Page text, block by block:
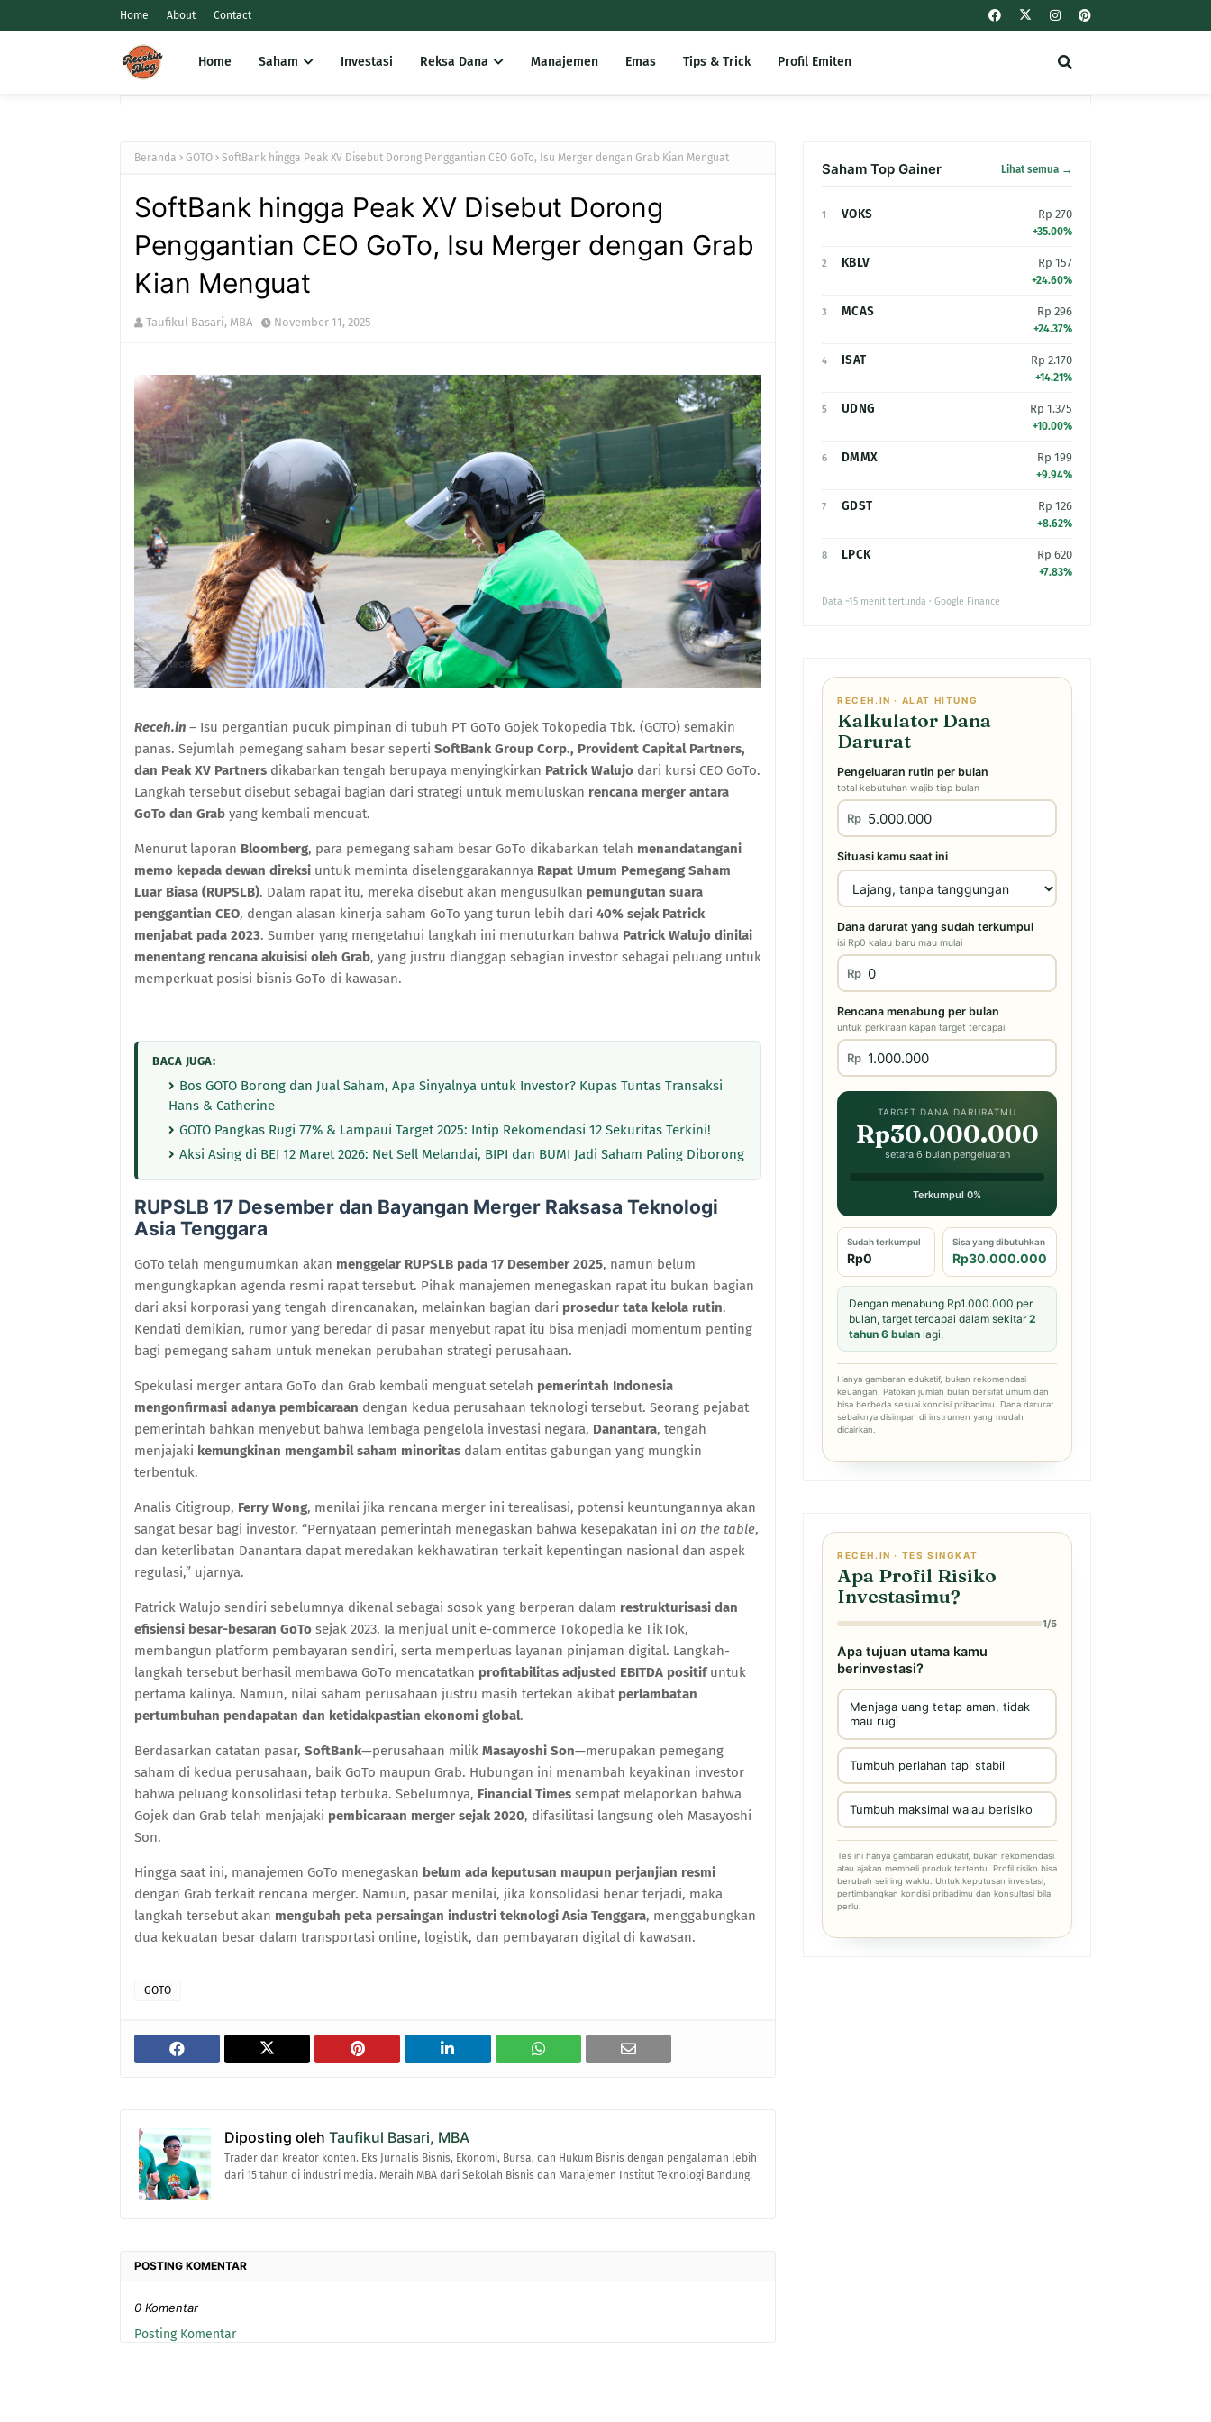
Home About Contact
Home Saham Investasi Reksa Dana Manajemen Emas Tips & Trick Profil Emiten
Beranda GOTO SoftBank hingga Peak XV Disebut Dorong Penggantian CEO GoTo, Isu Merger dengan Grab Kian Menguat
SoftBank hingga Peak XV Disebut Dorong
Penggantian CEO GoTo, Isu Merger dengan Grab
Kian Menguat
Taufikul Basari, MBA November 11, 2025
Receh.in – Isu pergantian pucuk pimpinan di tubuh PT GoTo Gojek Tokopedia Tbk. (GOTO) semakin
panas. Sejumlah pemegang saham besar seperti SoftBank Group Corp., Provident Capital Partners,
dan Peak XV Partners dikabarkan tengah berupaya menyingkirkan Patrick Walujo dari kursi CEO GoTo.
Langkah tersebut disebut sebagai bagian dari strategi untuk memuluskan rencana merger antara
GoTo dan Grab yang kembali mencuat.
Menurut laporan Bloomberg, para pemegang saham besar GoTo dikabarkan telah menandatangani
memo kepada dewan direksi untuk meminta diselenggarakannya Rapat Umum Pemegang Saham
Luar Biasa (RUPSLB). Dalam rapat itu, mereka disebut akan mengusulkan pemungutan suara
penggantian CEO, dengan alasan kinerja saham GoTo yang turun lebih dari 40% sejak Patrick
menjabat pada 2023. Sumber yang mengetahui langkah ini menuturkan bahwa Patrick Walujo dinilai
menentang rencana akuisisi oleh Grab, yang justru dianggap sebagian investor sebagai peluang untuk
memperkuat posisi bisnis GoTo di kawasan.
BACA JUGA:
Bos GOTO Borong dan Jual Saham, Apa Sinyalnya untuk Investor? Kupas Tuntas Transaksi
Hans & Catherine
GOTO Pangkas Rugi 77% & Lampaui Target 2025: Intip Rekomendasi 12 Sekuritas Terkini!
Aksi Asing di BEI 12 Maret 2026: Net Sell Melandai, BIPI dan BUMI Jadi Saham Paling Diborong
RUPSLB 17 Desember dan Bayangan Merger Raksasa Teknologi
Asia Tenggara
GoTo telah mengumumkan akan menggelar RUPSLB pada 17 Desember 2025, namun belum
mengungkapkan agenda resmi rapat tersebut. Pihak manajemen menegaskan rapat itu bukan bagian
dari aksi korporasi yang tengah direncanakan, melainkan bagian dari prosedur tata kelola rutin.
Kendati demikian, rumor yang beredar di pasar menyebut rapat itu bisa menjadi momentum penting
bagi pemegang saham untuk menekan perubahan strategi perusahaan.
Spekulasi merger antara GoTo dan Grab kembali menguat setelah pemerintah Indonesia
mengonfirmasi adanya pembicaraan dengan kedua perusahaan teknologi tersebut. Seorang pejabat
pemerintah bahkan menyebut bahwa lembaga pengelola investasi negara, Danantara, tengah
menjajaki kemungkinan mengambil saham minoritas dalam entitas gabungan yang mungkin
terbentuk.
Analis Citigroup, Ferry Wong, menilai jika rencana merger ini terealisasi, potensi keuntungannya akan
sangat besar bagi investor. “Pernyataan pemerintah menegaskan bahwa kesepakatan ini on the table,
dan keterlibatan Danantara dapat meredakan kekhawatiran terkait kepentingan nasional dan aspek
regulasi,” ujarnya.
Patrick Walujo sendiri sebelumnya dikenal sebagai sosok yang berperan dalam restrukturisasi dan
efisiensi besar-besaran GoTo sejak 2023. Ia menjual unit e-commerce Tokopedia ke TikTok,
membangun platform pembayaran sendiri, serta memperluas layanan pinjaman digital. Langkah-
langkah tersebut berhasil membawa GoTo mencatatkan profitabilitas adjusted EBITDA positifuntuk
pertama kalinya. Namun, nilai saham perusahaan justru masih tertekan akibat perlambatan
pertumbuhan pendapatan dan ketidakpastian ekonomi global.
Berdasarkan catatan pasar, SoftBank—perusahaan milik Masayoshi Son—merupakan pemegang
saham di kedua perusahaan, baik GoTo maupun Grab. Hubungan ini menambah keyakinan investor
bahwa peluang konsolidasi tetap terbuka. Sebelumnya, Financial Times sempat melaporkan bahwa
Gojek dan Grab telah menjajaki pembicaraan merger sejak 2020, difasilitasi langsung oleh Masayoshi
Son.
Hingga saat ini, manajemen GoTo menegaskan belum ada keputusan maupun perjanjian resmi
dengan Grab terkait rencana merger. Namun, pasar menilai, jika konsolidasi benar terjadi, maka
langkah tersebut akan mengubah peta persaingan industri teknologi Asia Tenggara, menggabungkan
dua kekuatan besar dalam transportasi online, logistik, dan pembayaran digital di kawasan.
GOTO
Diposting oleh Taufikul Basari, MBA
Trader dan kreator konten. Eks Jurnalis Bisnis, Ekonomi, Bursa, dan Hukum Bisnis dengan pengalaman lebih
dari 15 tahun di industri media. Meraih MBA dari Sekolah Bisnis dan Manajemen Institut Teknologi Bandung.
POSTING KOMENTAR
0 Komentar
Posting Komentar
Saham Top Gainer Lihat semua →
1 VOKS Rp 270
+35.00%
2 KBLV Rp 157
+24.60%
3 MCAS Rp 296
+24.37%
4 ISAT Rp 2.170
+14.21%
5 UDNG Rp 1.375
+10.00%
6 DMMX Rp 199
+9.94%
7 GDST Rp 126
+8.62%
8 LPCK Rp 620
+7.83%
Data ~15 menit tertunda · Google Finance
RECEH.IN · ALAT HITUNG
Kalkulator Dana
Darurat
Pengeluaran rutin per bulan
total kebutuhan wajib tiap bulan
Rp
Situasi kamu saat ini
Dana darurat yang sudah terkumpul
isi Rp0 kalau baru mau mulai
Rp
Rencana menabung per bulan
untuk perkiraan kapan target tercapai
Rp
TARGET DANA DARURATMU
Rp30.000.000
setara 6 bulan pengeluaran
Terkumpul 0%
Sudah terkumpul
Rp0
Sisa yang dibutuhkan
Rp30.000.000
Dengan menabung Rp1.000.000 per
bulan, target tercapai dalam sekitar2
tahun 6 bulan lagi.
Hanya gambaran edukatif, bukan rekomendasi
keuangan. Patokan jumlah bulan bersifat umum dan
bisa berbeda sesuai kondisi pribadimu. Dana darurat
sebaiknya disimpan di instrumen yang mudah
dicairkan.
RECEH.IN · TES SINGKAT
Apa Profil Risiko
Investasimu?
1/5
Apa tujuan utama kamu
berinvestasi?
Menjaga uang tetap aman, tidak
mau rugi
Tumbuh perlahan tapi stabil
Tumbuh maksimal walau berisiko
Tes ini hanya gambaran edukatif, bukan rekomendasi
atau ajakan membeli produk tertentu. Profil risiko bisa
berubah seiring waktu. Untuk keputusan investasi,
pertimbangkan kondisi pribadimu dan konsultasi bila
perlu.